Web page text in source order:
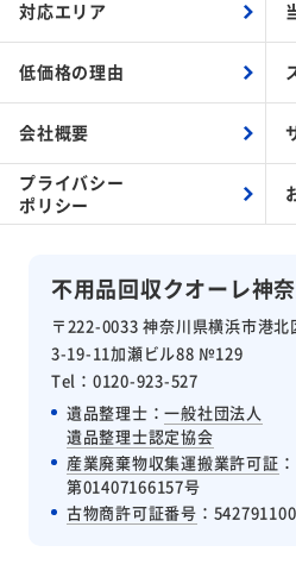
不用品回収クオーレ神
〒222-0033 神奈川県横浜市港北
3-19-11加瀬ビル88 №129
Tel：0120-923-527
遺品整理士：一般社団法人
遺品整理士認定協会
産業廃棄物収集運搬業許可証 ：
第01407166157号
古物商許可証番号 ：
対応エリア
低価格の理由
会社概要
プライバシー
ポリシー